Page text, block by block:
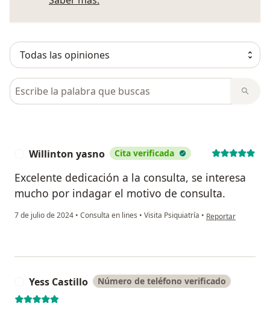
Busca en opiniones
Willinton yasno Cita verificada
Excelente dedicación a la consulta, se interesa
mucho por indagar el motivo de consulta.
7 de julio de 2024 • Consulta en lines • Visita Psiquiatría • en opinión del
Reportar
Yess Castillo Número de teléfono verificado